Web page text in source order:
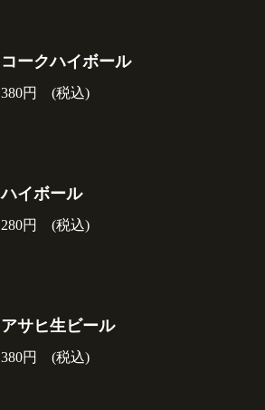
コークハイボール
380円 (税込)
ハイボール
280円 (税込)
アサヒ生ビール
380円 (税込)